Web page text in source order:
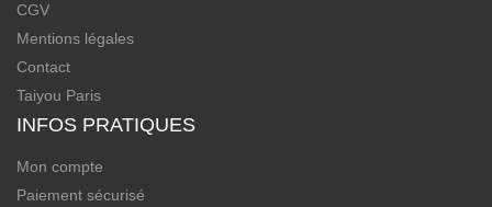
CGV
Mentions légales
Contact
Taiyou Paris
INFOS PRATIQUES
Mon compte
Paiement sécurisé